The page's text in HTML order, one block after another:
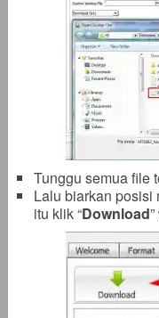
Tunggu semua file
Lalu biarkan posisi
itu klik “Download